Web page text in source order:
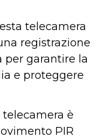
telecamera
registrazione
per garantire la
e proteggere
telecamera è
PIR